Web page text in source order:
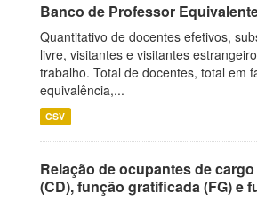
Banco de Professor
Quantitativo de docentes efetivos,
livre, visitantes e visitantes
trabalho. Total de docentes, total em
equivalência,...
CSV
Relação de ocupantes de
(CD), função gratificada (FG) e